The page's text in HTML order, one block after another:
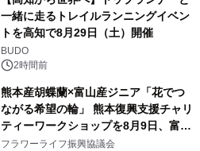
一緒に走るトレイルランニングイベン
トを高知で8月29日（土）開催
BUDO
2時間前
熊本産胡蝶蘭×富山産ジニア「花でつ
ながる希望の輪」 熊本復興支援チャリ
ティーワークショップを8月9日、富
山・射水で開催
フラワーライフ振興協議会